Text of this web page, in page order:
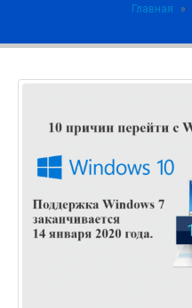
Главная »